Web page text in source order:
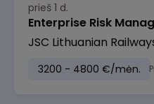
prieš 1 d.
Enterprise Risk
JSC Lithuanian
3200 - 4800 €/mėn.